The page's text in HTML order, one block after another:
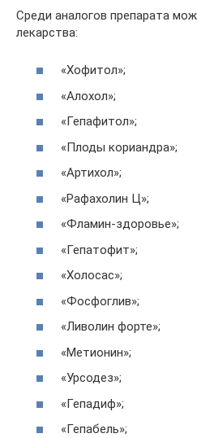
Среди аналогов препарата
лекарства:
«Хофитол»;
«Алохол»;
«Гепафитол»;
«Плоды кориандра»;
«Артихол»;
«Рафахолин Ц»;
«Фламин-здоровье»;
«Гепатофит»;
«Холосас»;
«Фосфоглив»;
«Ливолин форте»;
«Метионин»;
«Урсодез»;
«Гепадиф»;
«Гепабель»;